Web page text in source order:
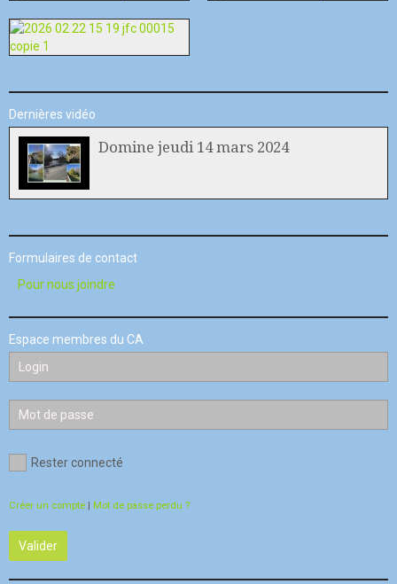
Dernières vidéo
Domine jeudi 14 mars 2024
Formulaires de contact
Pour nous joindre
Espace membres du CA
Rester connecté
Créer un compte Mot de passe perdu ?
Valider